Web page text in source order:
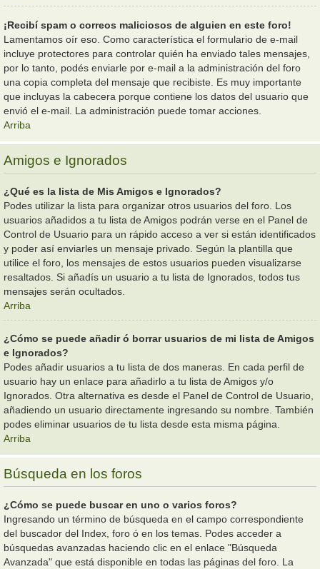
¡Recibí spam o correos maliciosos de alguien en este foro!
Lamentamos oír eso. Como característica el formulario de e-mail
incluye protectores para controlar quién ha enviado tales mensajes,
por lo tanto, podés enviarle por e-mail a la administración del foro
una copia completa del mensaje que recibiste. Es muy importante
que incluyas la cabecera porque contiene los datos del usuario que
envió el e-mail. La administración puede tomar acciones.
Arriba
Amigos e Ignorados
¿Qué es la lista de Mis Amigos e Ignorados?
Podes utilizar la lista para organizar otros usuarios del foro. Los
usuarios añadidos a tu lista de Amigos podrán verse en el Panel de
Control de Usuario para un rápido acceso a ver si están identificados
y poder así enviarles un mensaje privado. Según la plantilla que
utilice el foro, los mensajes de estos usuarios pueden visualizarse
resaltados. Si añadís un usuario a tu lista de Ignorados, todos tus
mensajes serán ocultados.
Arriba
¿Cómo se puede añadir ó borrar usuarios de mi lista de Amigos
e Ignorados?
Podes añadir usuarios a tu lista de dos maneras. En cada perfil de
usuario hay un enlace para añadirlo a tu lista de Amigos y/o
Ignorados. Otra alternativa es desde el Panel de Control de Usuario,
añadiendo un usuario directamente ingresando su nombre. También
podes eliminar usuarios de tu lista desde esta misma página.
Arriba
Búsqueda en los foros
¿Cómo se puede buscar en uno o varios foros?
Ingresando un término de búsqueda en el campo correspondiente
del buscador del Index, foro ó en los temas. Podes acceder a
búsquedas avanzadas haciendo clic en el enlace "Búsqueda
Avanzada" que está disponible en todas las páginas del foro. La